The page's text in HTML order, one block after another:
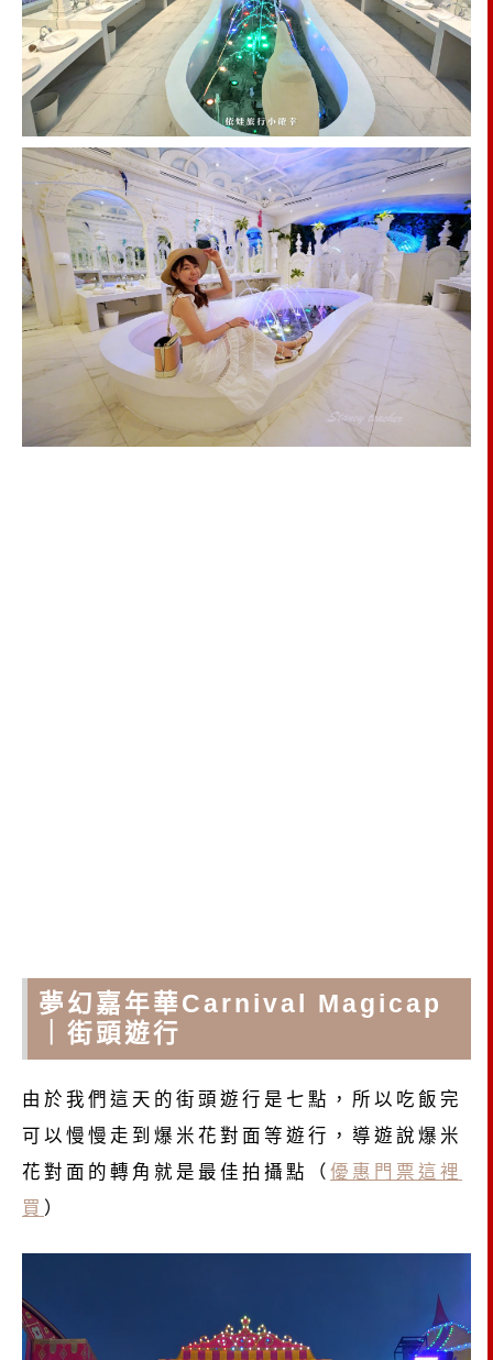
夢幻嘉年華Carnival Magicap
｜街頭遊行
由於我們這天的街頭遊行是七點，所以吃飯完
可以慢慢走到爆米花對面等遊行，導遊說爆米
花對面的轉角就是最佳拍攝點（ 優惠門票這裡
買 ）